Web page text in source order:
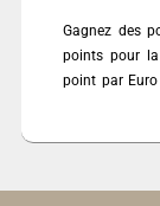
Gagnez des
points pour
point par